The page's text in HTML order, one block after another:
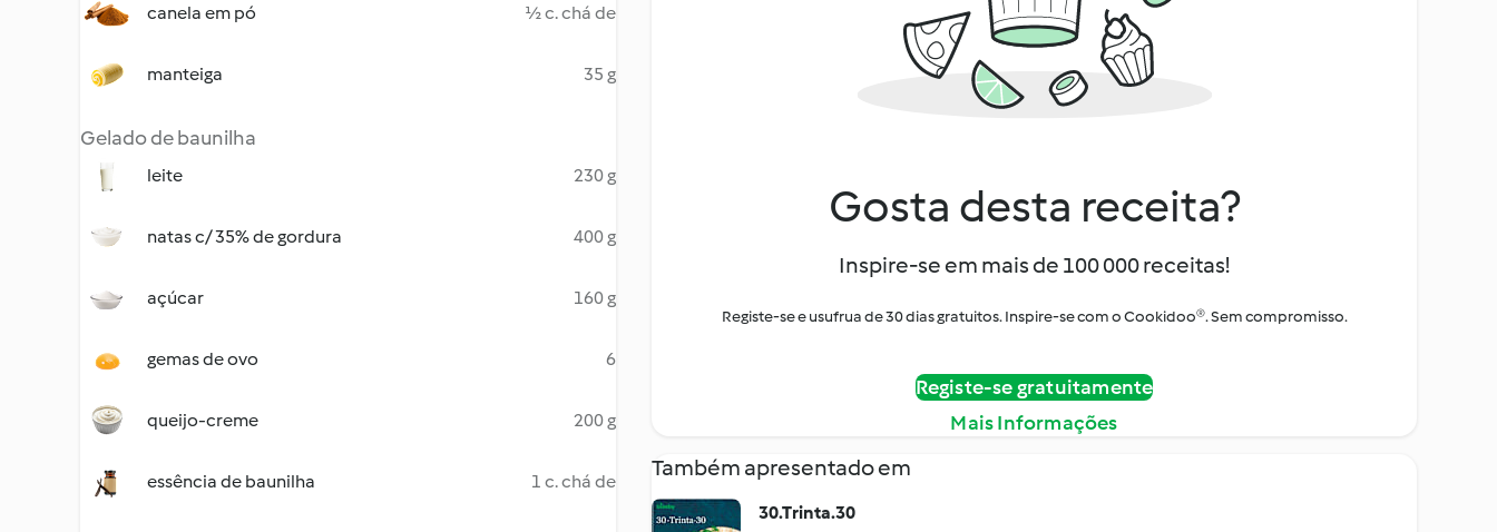
canela em pó ½ c. chá de
manteiga 35 g
Gelado de baunilha
leite 230 g
natas c/ 35% de gordura 400 g
açúcar 160 g
gemas de ovo 6
queijo-creme 200 g
essência de baunilha 1 c. chá de
Gosta desta receita?
Inspire-se em mais de 100 000 receitas!
Registe-se e usufrua de 30 dias gratuitos. Inspire-se com o Cookidoo®. Sem compromisso.
Registe-se gratuitamente
Mais Informações
Também apresentado em
30.Trinta.30